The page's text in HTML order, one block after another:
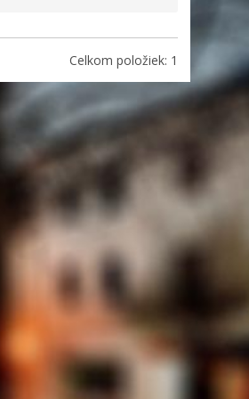
Celkom položiek: 1